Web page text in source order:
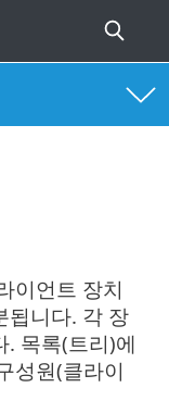
이언트 장치
됩니다. 각 장
. 목록(트리)에
성원(클라이